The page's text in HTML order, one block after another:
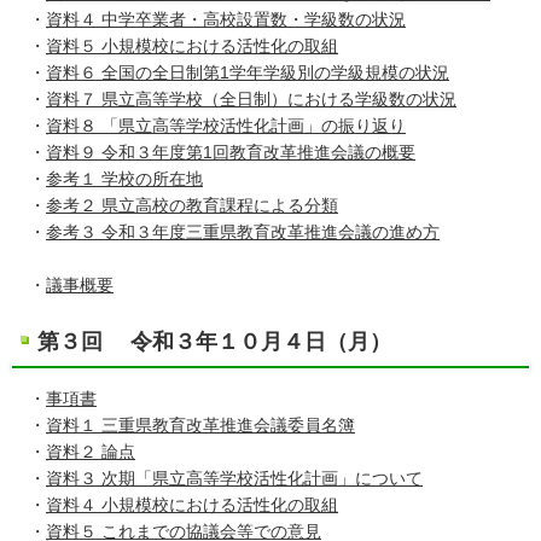
・ 資料４ 中学卒業者・高校設置数・学級数の状況
・ 資料５ 小規模校における活性化の取組
・ 資料６ 全国の全日制第1学年学級別の学級規模の状況
・ 資料７ 県立高等学校（全日制）における学級数の状況
・ 資料８ 「県立高等学校活性化計画」の振り返り
・ 資料９ 令和３年度第1回教育改革推進会議の概要
・ 参考１ 学校の所在地
・ 参考２ 県立高校の教育課程による分類
・ 参考３ 令和３年度三重県教育改革推進会議の進め方
・ 議事概要
第３回 令和３年１０月４日（月 ）
・ 事項書
・ 資料１ 三重県教育改革推進会議委員名簿
・ 資料２ 論点
・ 資料３ 次期「県立高等学校活性化計画」について
・ 資料４ 小規模校における活性化の取組
・ 資料５ これまでの協議会等での意見